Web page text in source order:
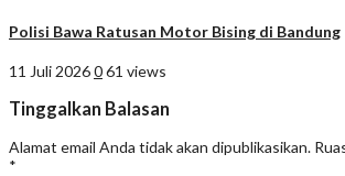
Polisi Bawa Ratusan Motor Bising di Bandung
11 Juli 2026061 views
Tinggalkan Balasan
Alamat email Anda tidak akan dipublikasikan.
*